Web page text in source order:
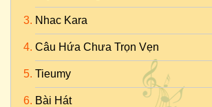
Nhac Kara
Câu Hứa Chưa Trọn Vẹn
Tieumy
Bài Hát